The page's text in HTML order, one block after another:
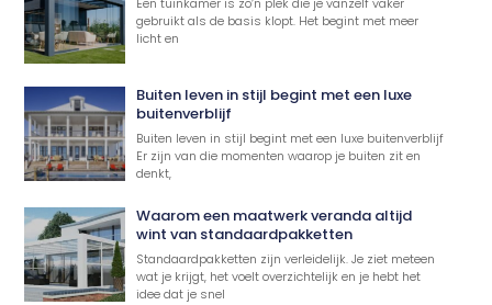
gebruikt als de basis klopt. Het begint met meer
licht en
Buiten leven in stijl begint met een luxe
buitenverblijf
Buiten leven in stijl begint met een luxe buitenverblijf
Er zijn van die momenten waarop je buiten zit en
denkt,
Waarom een maatwerk veranda altijd
wint van standaardpakketten
Standaardpakketten zijn verleidelijk. Je ziet meteen
wat je krijgt, het voelt overzichtelijk en je hebt het
idee dat je snel